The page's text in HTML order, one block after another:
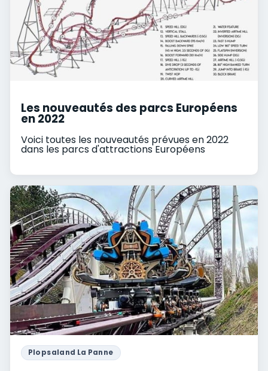
Les nouveautés des parcs Européens
en 2022
Voici toutes les nouveautés prévues en 2022
dans les parcs d'attractions Européens
Plopsaland La Panne